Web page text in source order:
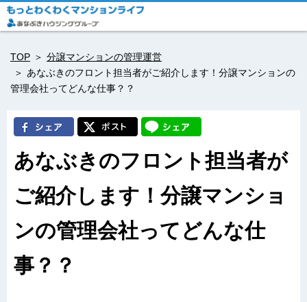
TOP
分譲マンションの管理運営
あなぶきのフロント担当者がご紹介します！分譲マンションの
管理会社ってどんな仕事？？
あなぶきのフロント担当者が
ご紹介します！分譲マンショ
ンの管理会社ってどんな仕
事？？